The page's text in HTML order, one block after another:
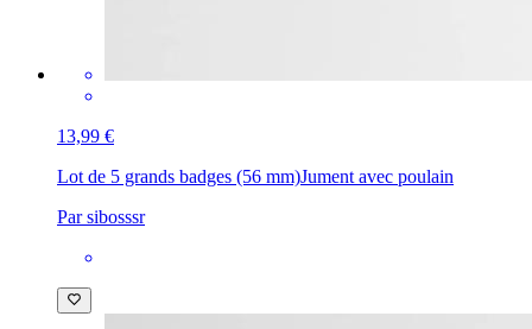
13,99 €
Lot de 5 grands badges (56 mm)Jument avec poulain
Par sibosssr